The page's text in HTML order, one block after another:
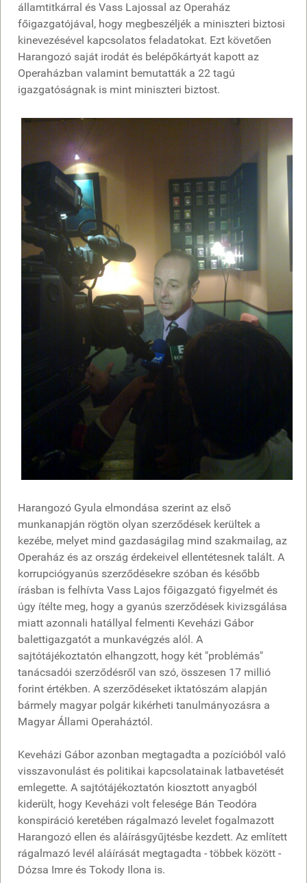
államtitkárral és Vass Lajossal az Operaház
főigazgatójával, hogy megbeszéljék a miniszteri biztosi
kinevezésével kapcsolatos feladatokat. Ezt követően
Harangozó saját irodát és belépőkártyát kapott az
Operaházban valamint bemutatták a 22 tagú
igazgatóságnak is mint miniszteri biztost.
Harangozó Gyula elmondása szerint az első
munkanapján rögtön olyan szerződések kerültek a
kezébe, melyet mind gazdaságilag mind szakmailag, az
Operaház és az ország érdekeivel ellentétesnek talált. A
korrupciógyanús szerződésekre szóban és később
írásban is felhívta Vass Lajos főigazgató figyelmét és
úgy ítélte meg, hogy a gyanús szerződések kivizsgálása
miatt azonnali hatállyal felmenti Keveházi Gábor
balettigazgatót a munkavégzés alól. A
sajtótájékoztatón elhangzott, hogy két "problémás"
tanácsadói szerződésről van szó, összesen 17 millió
forint értékben. A szerződéseket iktatószám alapján
bármely magyar polgár kikérheti tanulmányozásra a
Magyar Állami Operaháztól.
Keveházi Gábor azonban megtagadta a pozícióból való
visszavonulást és politikai kapcsolatainak latbavetését
emlegette. A sajtótájékoztatón kiosztott anyagból
kiderült, hogy Keveházi volt felesége Bán Teodóra
konspiráció keretében rágalmazó levelet fogalmazott
Harangozó ellen és aláírásgyűjtésbe kezdett. Az említett
rágalmazó levél aláírását megtagadta - többek között -
Dózsa Imre és Tokody Ilona is.